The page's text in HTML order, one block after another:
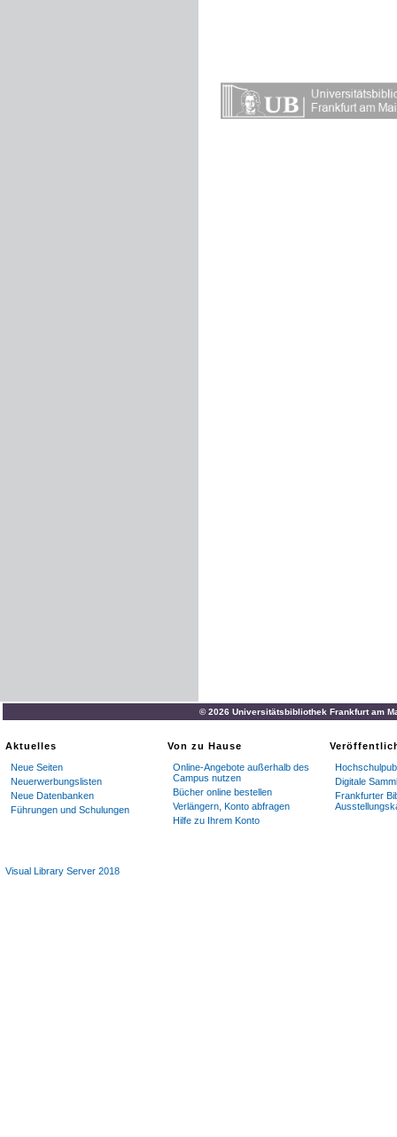
© 2026 Universitätsbibliothek Frankfurt am
Aktuelles
Neue Seiten
Neuerwerbungslisten
Neue Datenbanken
Führungen und Schulungen
Von zu Hause
Online-Angebote außerhalb des
Campus nutzen
Bücher online bestellen
Verlängern, Konto abfragen
Hilfe zu Ihrem Konto
Digitale
Frankfurter
Visual Library Server 2018